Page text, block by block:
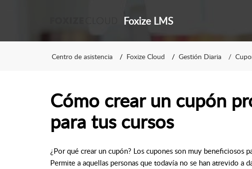
Foxize LMS
Centro de asistencia Foxize Cloud Gestión Diaria
Cómo crear un cupón
para tus cursos
¿Por qué crear un cupón? Los cupones son muy beneficiosos
Permite a aquellas personas que todavía no se han atrevido a